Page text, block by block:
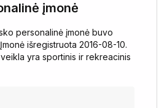
įmonė
personalinė įmonė buvo
išregistruota 2016-08-10.
yra sportinis ir rekreacinis